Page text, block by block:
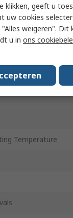
Temperature
Temperature
klikken, geeft u
uw cookies
weigeren".
u in ons